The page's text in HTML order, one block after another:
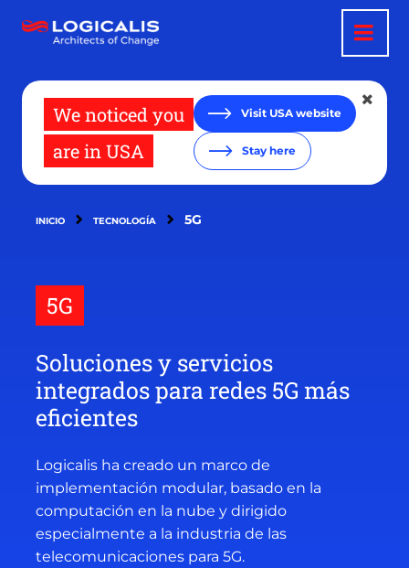
contenido
We noticed you
are in USA
Visit USA website
Stay here
INICIO TECNOLOGÍA 5G
5G
Soluciones y servicios
integrados para redes 5G más
eficientes
Logicalis ha creado un marco de
implementación modular, basado en la
computación en la nube y dirigido
especialmente a la industria de las
telecomunicaciones para 5G.